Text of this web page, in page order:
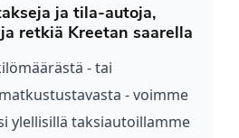
ja tila-autoja,
retkiä Kreetan saarella
- tai
- voimme
ylellisillä taksiautoillamme